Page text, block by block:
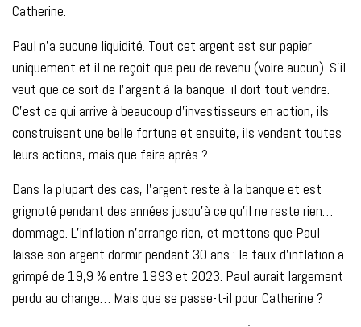
Catherine.
Paul n’a aucune liquidité. Tout cet argent est sur papier
uniquement et il ne reçoit que peu de revenu (voire aucun). S’il
veut que ce soit de l’argent à la banque, il doit tout vendre.
C’est ce qui arrive à beaucoup d’investisseurs en action, ils
construisent une belle fortune et ensuite, ils vendent toutes
leurs actions, mais que faire après ?
Dans la plupart des cas, l’argent reste à la banque et est
grignoté pendant des années jusqu’à ce qu’il ne reste rien…
dommage. L’inflation n’arrange rien, et mettons que Paul
laisse son argent dormir pendant 30 ans : le taux d’inflation a
grimpé de 19,9 % entre 1993 et 2023. Paul aurait largement
perdu au change… Mais que se passe-t-il pour Catherine ?